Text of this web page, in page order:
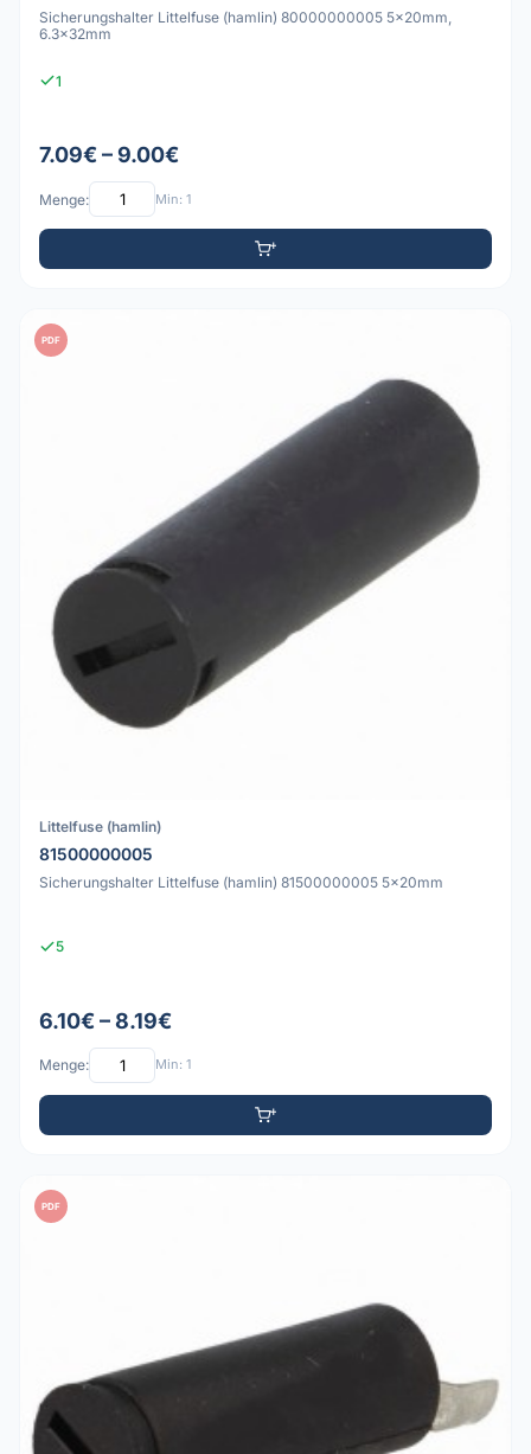
Sicherungshalter Littelfuse (hamlin) 80000000005 5x20mm,
6.3x32mm
1
7.09€ – 9.00€
Menge: Min: 1
PDF
Littelfuse (hamlin)
81500000005
Sicherungshalter Littelfuse (hamlin) 81500000005 5x20mm
5
6.10€ – 8.19€
Menge: Min: 1
PDF